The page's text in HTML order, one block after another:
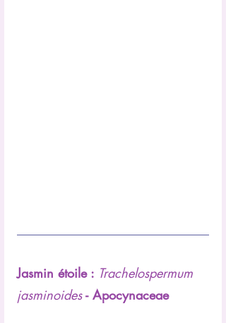
Jasmin étoile : Trachelospermum
jasminoides - Apocynaceae